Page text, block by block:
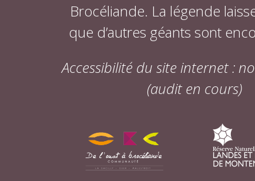
Brocéliande. La légende
que d’autres géants sont
Accessibilité du site internet :
(audit en cours)